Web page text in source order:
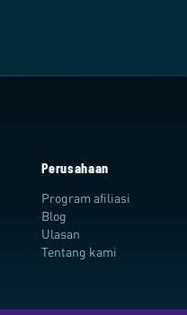
Perusahaan
Program afiliasi
Blog
Ulasan
Tentang kami